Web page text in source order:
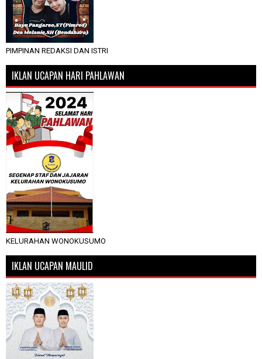
PIMPINAN REDAKSI DAN ISTRI
IKLAN UCAPAN HARI PAHLAWAN
KELURAHAN WONOKUSUMO
IKLAN UCAPAN MAULID